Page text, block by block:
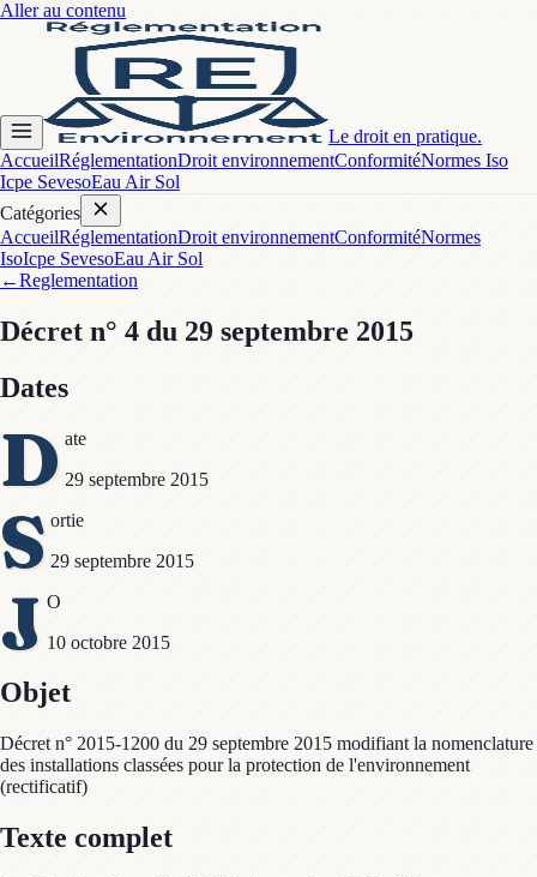
Aller au contenu
Le droit en pratique.
AccueilRéglementationDroit environnementConformitéNormes Iso
Icpe SevesoEau Air Sol
Catégories
AccueilRéglementationDroit environnementConformitéNormes
IsoIcpe SevesoEau Air Sol
←Reglementation
Décret n° 4 du 29 septembre 2015
Dates
D ate
29 septembre 2015
S ortie
29 septembre 2015
J O
10 octobre 2015
Objet
Décret n° 2015-1200 du 29 septembre 2015 modifiant la nomenclature
des installations classées pour la protection de l'environnement
(rectificatif)
Texte complet